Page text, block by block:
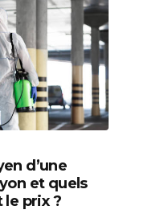
d’une
et quels
prix ?